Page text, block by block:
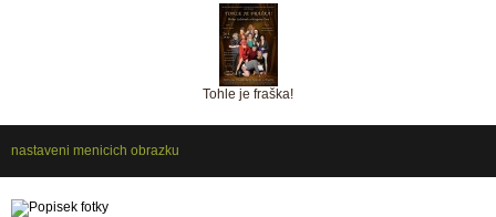
Tohle je fraška!
nastaveni menicich obrazku